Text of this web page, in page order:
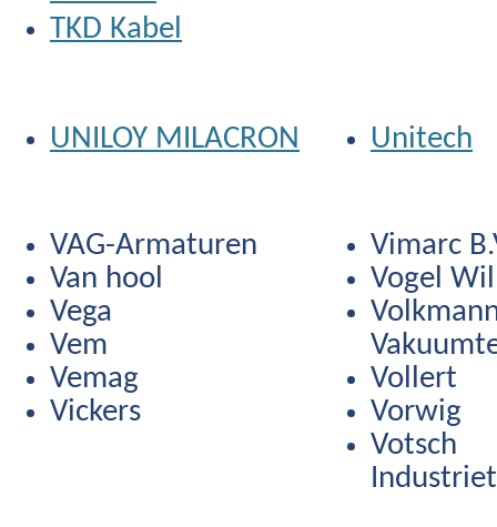
TKD Kabel
UNILOY MILACRON Unitech
VAG-Armaturen
Van hool
Vega
Vem
Vemag
Vickers
Vimarc
Vogel
Vollert
Vorwig
Votsch